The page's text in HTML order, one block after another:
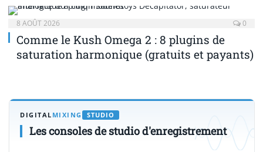
8 AOÛT 2026 0
Comme le Kush Omega 2 : 8 plugins de
saturation harmonique (gratuits et payants)
DIGITAL MIXING STUDIO
Les consoles de studio d'enregistrement